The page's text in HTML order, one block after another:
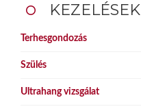
KEZELÉSEK
Terhesgondozás
Szülés
Ultrahang vizsgálat